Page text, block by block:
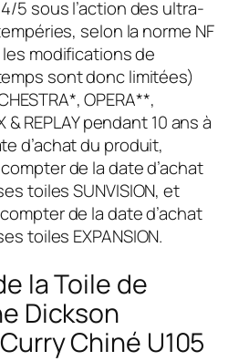
5 sous l’action des ultra-
selon la norme NF
les modifications de
sont donc limitées)
OPERA**,
& REPLAY pendant 10 ans à
d’achat du produit,
de la date d’achat
toiles SUNVISION, et
de la date d’achat
toiles EXPANSION.
la Toile de
Dickson
Chiné U105